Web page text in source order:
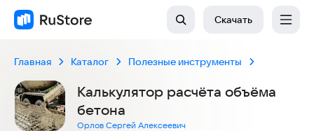
Скачать
Главная Каталог Полезные инструменты
Калькулятор расчёта объёма
бетона
Орлов Сергей Алексеевич